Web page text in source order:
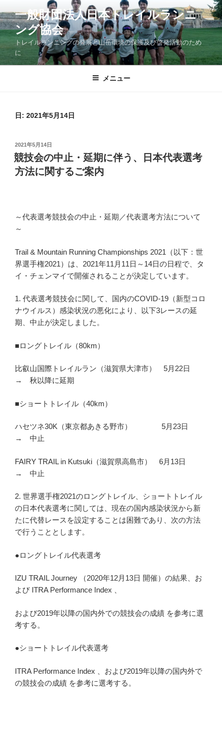
ン
テ
ツ
へ
一般財団法人日本トレイルランニ
ング協会
トレイルランニングの発展と山岳環境の保護及び啓発活動のため
に
メニュー
日: 2021年5月14日
投
稿
日:
2021年5月14日
競技会の中止・延期に伴う、日本代表選考
方法に関するご案内
～代表選考競技会の中止・延期／代表選考方法について
～
Trail & Mountain Running Championships 2021（以下：世
界選手権2021）は、2021年11月11日～14日の日程で、タ
イ・チェンマイで開催されることが決定しています。
1. 代表選考競技会に関して、国内のCOVID-19（新型コロ
ナウイルス）感染状況の悪化により、以下3レースの延
期、中止が決定しました。
■ロングトレイル（80km）
比叡山国際トレイルラン（滋賀県大津市） 5月22日
→ 秋以降に延期
■ショートトレイル（40km）
ハセツネ30K（東京都あきる野市） 5月23日
→ 中止
FAIRY TRAIL in Kutsuki（滋賀県高島市） 6月13日
→ 中止
2. 世界選手権2021のロングトレイル、ショートトレイル
の日本代表選考に関しては、現在の国内感染状況から新
たに代替レースを設定することは困難であり、次の方法
で行うこととします。
●ロングトレイル代表選考
IZU TRAIL Journey （2020年12月13日 開催）の結果、お
よび ITRA Performance Index 、
および2019年以降の国内外での競技会の成績 を参考に選
考する。
●ショートトレイル代表選考
ITRA Performance Index 、および2019年以降の国内外で
の競技会の成績 を参考に選考する。